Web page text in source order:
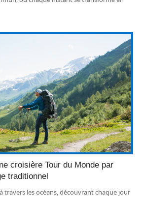
croisière Tour du Monde par
traditionnel
travers les océans, découvrant chaque jour